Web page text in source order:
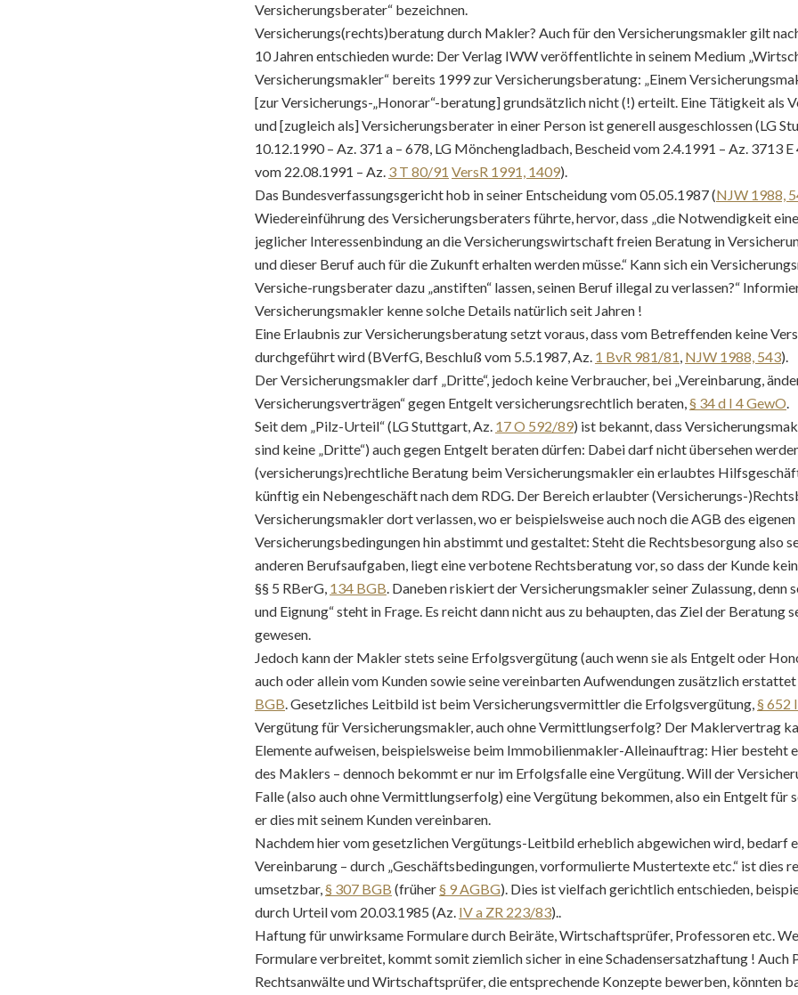
Versicherungsberater“ bezeichnen.
Versicherungs(rechts)beratung durch Makler? Auch für den Versicherungsmakler gilt
10 Jahren entschieden wurde: Der Verlag IWW veröffentlichte in seinem Medium
Versicherungsmakler“ bereits 1999 zur Versicherungsberatung: „Einem
[zur Versicherungs-„Honorar“-beratung] grundsätzlich nicht (!) erteilt. Eine Tätigkeit als
und [zugleich als] Versicherungsberater in einer Person ist generell ausgeschlossen (LG
10.12.1990 – Az. 371 a – 678, LG Mönchengladbach, Bescheid vom 2.4.1991 – Az. 3713
vom 22.08.1991 – Az. 3 T 80/91 VersR 1991, 1409).
Das Bundesverfassungsgericht hob in seiner Entscheidung vom 05.05.1987 (NJW 1988,
Wiedereinführung des Versicherungsberaters führte, hervor, dass „die Notwendigkeit
jeglicher Interessenbindung an die Versicherungswirtschaft freien Beratung in
und dieser Beruf auch für die Zukunft erhalten werden müsse.“ Kann sich ein
Versiche-rungsberater dazu „anstiften“ lassen, seinen Beruf illegal zu verlassen?“
Versicherungsmakler kenne solche Details natürlich seit Jahren !
Eine Erlaubnis zur Versicherungsberatung setzt voraus, dass vom Betreffenden keine
durchgeführt wird (BVerfG, Beschluß vom 5.5.1987, Az. 1 BvR 981/81, NJW 1988, 543).
Der Versicherungsmakler darf „Dritte“, jedoch keine Verbraucher, bei „Vereinbarung,
Versicherungsverträgen“ gegen Entgelt versicherungsrechtlich beraten,§ 34 d I 4 GewO.
Seit dem „Pilz-Urteil“ (LG Stuttgart, Az. 17 O 592/89) ist bekannt, dass
sind keine „Dritte“) auch gegen Entgelt beraten dürfen: Dabei darf nicht übersehen
(versicherungs)rechtliche Beratung beim Versicherungsmakler ein erlaubtes
künftig ein Nebengeschäft nach dem RDG. Der Bereich erlaubter (Versicherungs-
Versicherungsmakler dort verlassen, wo er beispielsweise auch noch die AGB des
Versicherungsbedingungen hin abstimmt und gestaltet: Steht die Rechtsbesorgung also
anderen Berufsaufgaben, liegt eine verbotene Rechtsberatung vor, so dass der Kunde
§§ 5 RBerG, 134 BGB. Daneben riskiert der Versicherungsmakler seiner Zulassung, denn
und Eignung“ steht in Frage. Es reicht dann nicht aus zu behaupten, das Ziel der Beratung
gewesen.
Jedoch kann der Makler stets seine Erfolgsvergütung (auch wenn sie als Entgelt oder
auch oder allein vom Kunden sowie seine vereinbarten Aufwendungen zusätzlich
BGB. Gesetzliches Leitbild ist beim Versicherungsvermittler die Erfolgsvergütung,§ 652
Vergütung für Versicherungsmakler, auch ohne Vermittlungserfolg? Der Maklervertrag
Elemente aufweisen, beispielsweise beim Immobilienmakler-Alleinauftrag: Hier besteht
des Maklers – dennoch bekommt er nur im Erfolgsfalle eine Vergütung. Will der
Falle (also auch ohne Vermittlungserfolg) eine Vergütung bekommen, also ein Entgelt für
er dies mit seinem Kunden vereinbaren.
Nachdem hier vom gesetzlichen Vergütungs-Leitbild erheblich abgewichen wird, bedarf
Vereinbarung – durch „Geschäftsbedingungen, vorformulierte Mustertexte etc.“ ist dies
umsetzbar,§ 307 BGB (früher§ 9 AGBG). Dies ist vielfach gerichtlich entschieden,
durch Urteil vom 20.03.1985 (Az. IV a ZR 223/83)..
Haftung für unwirksame Formulare durch Beiräte, Wirtschaftsprüfer, Professoren etc.
Formulare verbreitet, kommt somit ziemlich sicher in eine Schadensersatzhaftung ! Auch
Rechtsanwälte und Wirtschaftsprüfer, die entsprechende Konzepte bewerben, könnten